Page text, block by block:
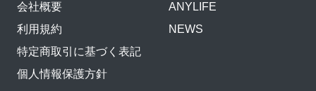
会社概要
利用規約
特定商取引に基づく表記
個人情報保護方針
ANYLIFE
NEWS